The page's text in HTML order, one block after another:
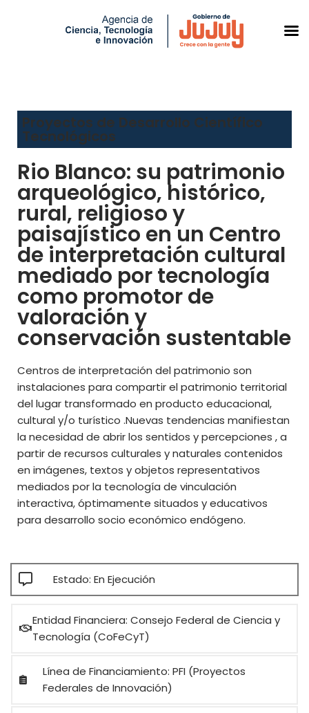
contenido
Proyectos de Desarrollo Científico
Tecnológicos
Rio Blanco: su patrimonio
arqueológico, histórico,
rural, religioso y
paisajístico en un Centro
de interpretación cultural
mediado por tecnología
como promotor de
valoración y
conservación sustentable
Centros de interpretación del patrimonio son
instalaciones para compartir el patrimonio territorial
del lugar transformado en producto educacional,
cultural y/o turístico .Nuevas tendencias manifiestan
la necesidad de abrir los sentidos y percepciones , a
partir de recursos culturales y naturales contenidos
en imágenes, textos y objetos representativos
mediados por la tecnología de vinculación
interactiva, óptimamente situados y educativos
para desarrollo socio económico endógeno.
Estado: En Ejecución
Entidad Financiera: Consejo Federal de Ciencia y
Tecnología (CoFeCyT)
Línea de Financiamiento: PFI (Proyectos
Federales de Innovación)